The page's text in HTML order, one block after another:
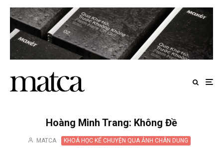
Hoàng Minh Trang: Không Đề
MATCA
KHOÁ HỌC KỂ CHUYỆN QUA ẢNH CHÂN DUNG